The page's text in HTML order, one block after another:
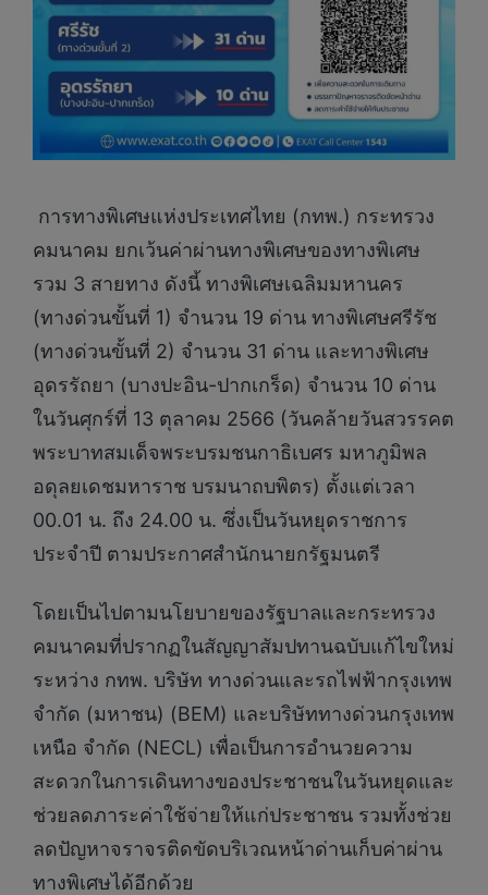
​ การทางพิเศษแห่งประเทศไทย (กทพ.) กระทรวง
คมนาคม ยกเว้นค่าผ่านทางพิเศษของทางพิเศษ
รวม 3 สายทาง ดังนี้ ทางพิเศษเฉลิมมหานคร
(ทางด่วนขั้นที่ 1) จำนวน 19 ด่าน ทางพิเศษศรีรัช
(ทางด่วนขั้นที่ 2) จำนวน 31 ด่าน และทางพิเศษ
อุดรรัถยา (บางปะอิน-ปากเกร็ด) จำนวน 10 ด่าน
ในวันศุกร์ที่ 13 ตุลาคม 2566 (วันคล้ายวันสวรรคต
พระบาทสมเด็จพระบรมชนกาธิเบศร มหาภูมิพล
อดุลยเดชมหาราช บรมนาถบพิตร) ตั้งแต่เวลา
00.01 น. ถึง 24.00 น. ซึ่งเป็นวันหยุดราชการ
ประจำปี ตามประกาศสำนักนายกรัฐมนตรี
โดยเป็นไปตามนโยบายของรัฐบาลและกระทรวง
คมนาคมที่ปรากฏในสัญญาสัมปทานฉบับแก้ไขใหม่
ระหว่าง กทพ. บริษัท ทางด่วนและรถไฟฟ้ากรุงเทพ
จำกัด (มหาชน) (BEM) และบริษัททางด่วนกรุงเทพ
เหนือ จำกัด (NECL) เพื่อเป็นการอำนวยความ
สะดวกในการเดินทางของประชาชนในวันหยุดและ
ช่วยลดภาระค่าใช้จ่ายให้แก่ประชาชน รวมทั้งช่วย
ลดปัญหาจราจรติดขัดบริเวณหน้าด่านเก็บค่าผ่าน
ทางพิเศษได้อีกด้วย